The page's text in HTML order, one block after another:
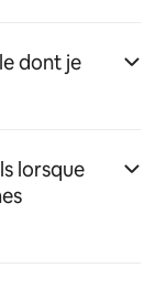
dont je
lorsque